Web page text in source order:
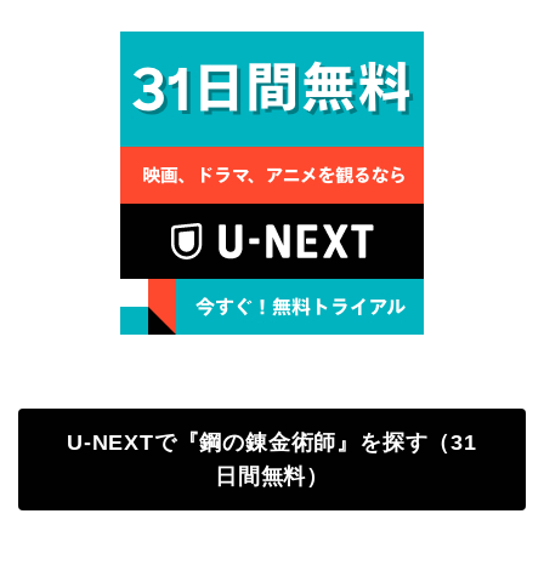
U-NEXTで『鋼の錬金術師』を探す（31
日間無料）